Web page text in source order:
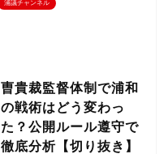
浦議チャンネル
曺貴裁監督体制で浦和
の戦術はどう変わっ
た？公開ルール遵守で
徹底分析【切り抜き】